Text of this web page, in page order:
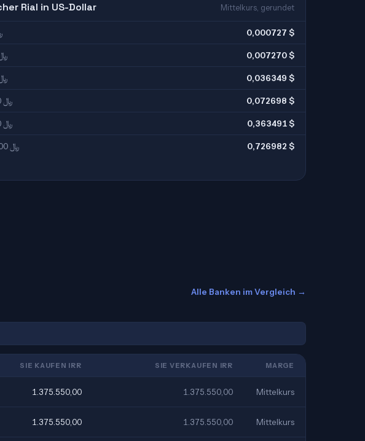
Rial in US-Dollar Mittelkurs, gerundet
0,000727 $
0,007270 $
0,036349 $
100.000 ﷼ 0,072698 $
500.000 ﷼ 0,363491 $
1.000.000 ﷼ 0,726982 $
Alle Banken im Vergleich →
SIE KAUFEN IRR SIE VERKAUFEN IRR MARGE
1.375.550,00 1.375.550,00 Mittelkurs
1.375.550,00 1.375.550,00 Mittelkurs